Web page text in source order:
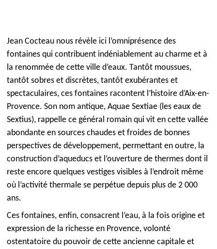
Jean Cocteau nous révèle ici l’omniprésence des
fontaines qui contribuent indéniablement au charme et à
la renommée de cette ville d’eaux. Tantôt moussues,
tantôt sobres et discrètes, tantôt exubérantes et
spectaculaires, ces fontaines racontent l’histoire d’Aix-en-
Provence. Son nom antique, Aquae Sextiae (les eaux de
Sextius), rappelle ce général romain qui vit en cette vallée
abondante en sources chaudes et froides de bonnes
perspectives de développement, permettant en outre, la
construction d’aqueducs et l’ouverture de thermes dont il
reste encore quelques vestiges visibles à l’endroit même
où l’activité thermale se perpétue depuis plus de 2 000
ans.
Ces fontaines, enfin, consacrent l’eau, à la fois origine et
expression de la richesse en Provence, volonté
ostentatoire du pouvoir de cette ancienne capitale et